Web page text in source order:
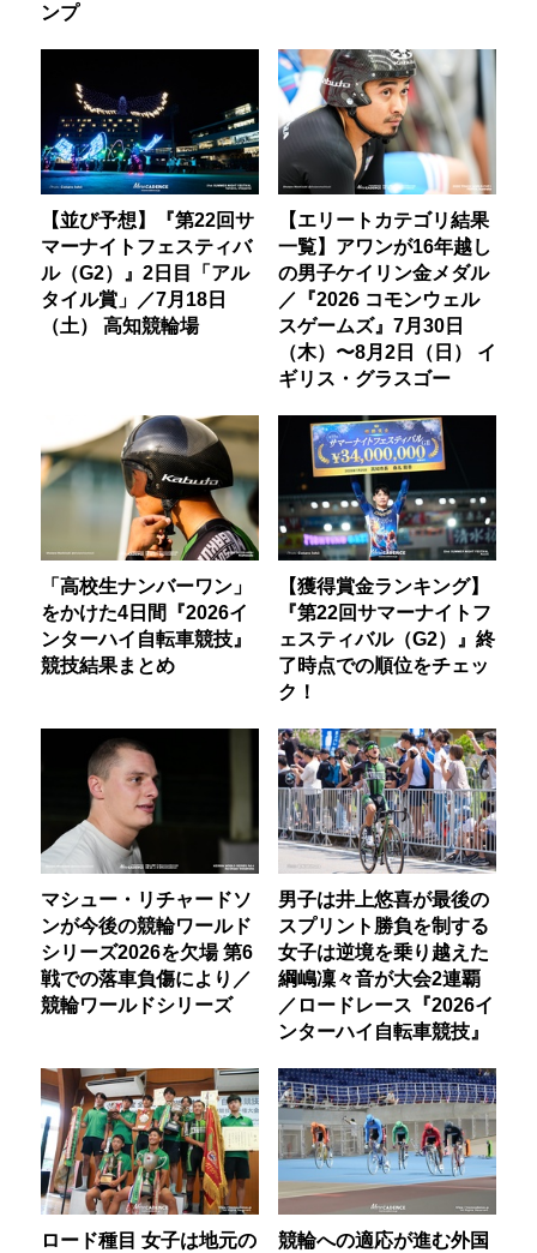
ンプ
【並び予想】『第22回サ
マーナイトフェスティバ
ル（G2）』2日目「アル
タイル賞」／7月18日
（土） 高知競輪場
【エリートカテゴリ結果
一覧】アワンが16年越し
の男子ケイリン金メダル
／『2026 コモンウェル
スゲームズ』7月30日
（木）〜8月2日（日） イ
ギリス・グラスゴー
「高校生ナンバーワン」
をかけた4日間『2026イ
ンターハイ自転車競技』
競技結果まとめ
【獲得賞金ランキング】
『第22回サマーナイトフ
ェスティバル（G2）』終
了時点での順位をチェッ
ク！
マシュー・リチャードソ
ンが今後の競輪ワールド
シリーズ2026を欠場 第6
戦での落車負傷により／
競輪ワールドシリーズ
男子は井上悠喜が最後の
スプリント勝負を制する
女子は逆境を乗り越えた
綱嶋凜々音が大会2連覇
／ロードレース『2026イ
ンターハイ自転車競技』
ロード種目 女子は地元の
競輪への適応が進む外国